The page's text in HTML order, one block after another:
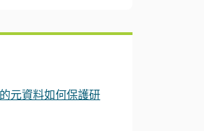
元資料如何保護研